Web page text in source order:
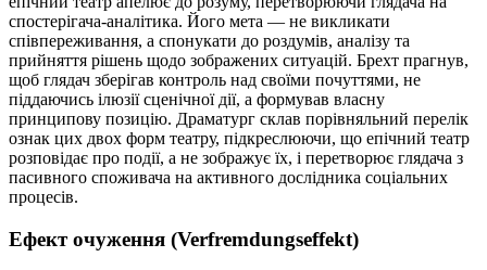
спостерігача-аналітика. Його мета — не викликати
співпереживання, а спонукати до роздумів, аналізу та
прийняття рішень щодо зображених ситуацій. Брехт прагнув,
щоб глядач зберігав контроль над своїми почуттями, не
піддаючись ілюзії сценічної дії, а формував власну
принципову позицію. Драматург склав порівняльний перелік
ознак цих двох форм театру, підкреслюючи, що епічний театр
розповідає про події, а не зображує їх, і перетворює глядача з
пасивного споживача на активного дослідника соціальних
процесів.
Ефект очуження (Verfremdungseffekt)